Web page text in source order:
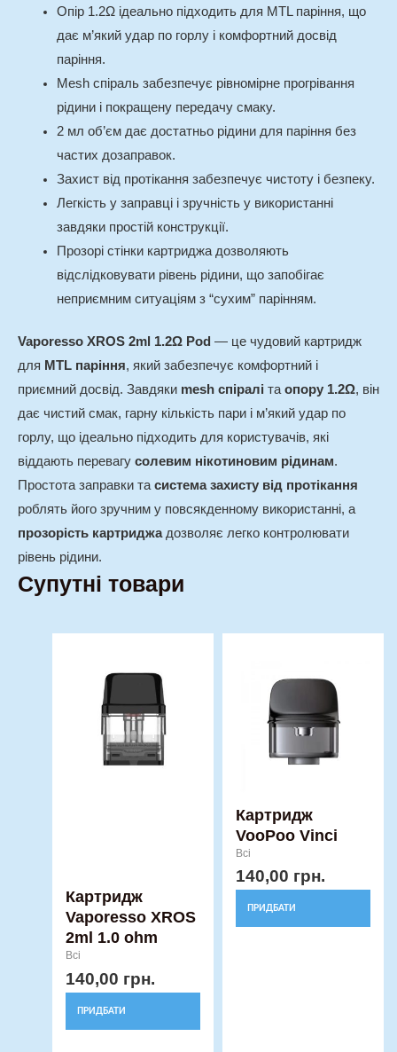
Опір 1.2Ω ідеально підходить для MTL паріння, що
дає м’який удар по горлу і комфортний досвід
паріння.
Mesh спіраль забезпечує рівномірне прогрівання
рідини і покращену передачу смаку.
2 мл об’єм дає достатньо рідини для паріння без
частих дозаправок.
Захист від протікання забезпечує чистоту і безпеку.
Легкість у заправці і зручність у використанні
завдяки простій конструкції.
Прозорі стінки картриджа дозволяють
відслідковувати рівень рідини, що запобігає
неприємним ситуаціям з “сухим” парінням.
Vaporesso XROS 2ml 1.2Ω Pod — це чудовий картридж
для MTL паріння, який забезпечує комфортний і
приємний досвід. Завдяки mesh спіралі таопору 1.2Ω, він
дає чистий смак, гарну кількість пари і м’який удар по
горлу, що ідеально підходить для користувачів, які
віддають перевагу солевим нікотиновим рідинам.
Простота заправки тасистема захисту від протікання
роблять його зручним у повсякденному використанні, а
прозорість картриджадозволяє легко контролювати
рівень рідини.
Супутні товари
Картридж
Vaporesso XROS
2ml 1.0 ohm
Всі
140,00 грн.
ПРИДБАТИ
Картридж
VooPoo Vinci
Всі
140,00 грн.
ПРИДБАТИ